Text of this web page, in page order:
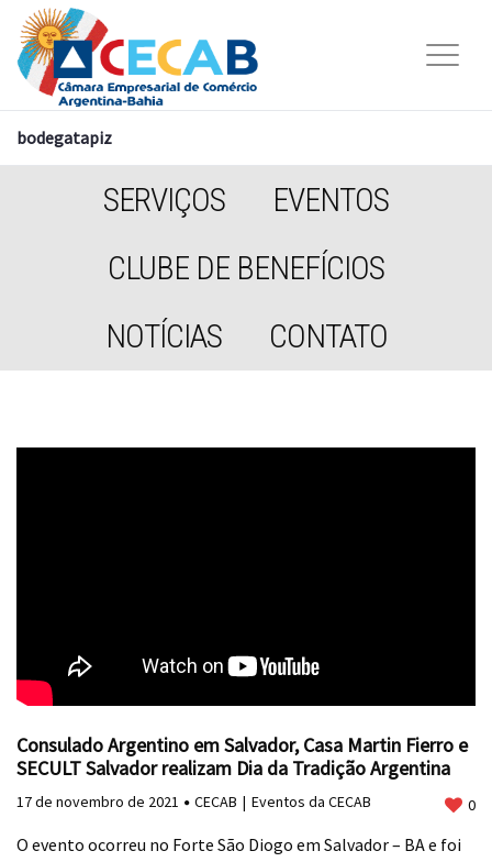
bodegatapiz
SERVIÇOS
EVENTOS
CLUBE DE BENEFÍCIOS
NOTÍCIAS
CONTATO
Consulado Argentino em Salvador, Casa Martin Fierro e
SECULT Salvador realizam Dia da Tradição Argentina
17 de novembro de 2021 CECAB Eventos da CECAB 0
O evento ocorreu no Forte São Diogo em Salvador – BA e foi